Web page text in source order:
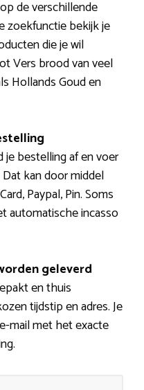
de verschillende
zoekfunctie bekijk je
die je wil
Vers brood van veel
Hollands Goud en
je bestelling af en voer
kan door middel
Paypal, Pin. Soms
automatische incasso
geleverd
en thuis
tijdstip en adres. Je
mail met het exacte